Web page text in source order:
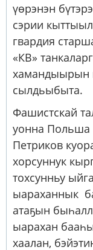
үөрэнэн
сэрии
гвардия
«КВ»
хамандыырын
сылдьыбыта.
Фашистскай
уонна Польша
Петриков
хорсуннук
тохсунньу
ыараханнык
атаҕын
ыарахан
хаалан,